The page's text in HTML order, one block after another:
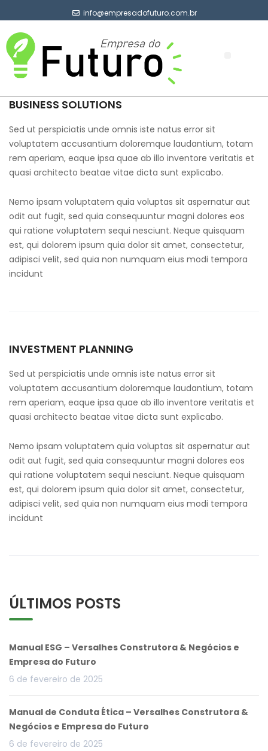
info@empresadofuturo.com.br
BUSINESS SOLUTIONS
Sed ut perspiciatis unde omnis iste natus error sit
voluptatem accusantium doloremque laudantium, totam
rem aperiam, eaque ipsa quae ab illo inventore veritatis et
quasi architecto beatae vitae dicta sunt explicabo.
Nemo ipsam voluptatem quia voluptas sit aspernatur aut
odit aut fugit, sed quia consequuntur magni dolores eos
qui ratione voluptatem sequi nesciunt. Neque quisquam
est, qui dolorem ipsum quia dolor sit amet, consectetur,
adipisci velit, sed quia non numquam eius modi tempora
incidunt
INVESTMENT PLANNING
Sed ut perspiciatis unde omnis iste natus error sit
voluptatem accusantium doloremque laudantium, totam
rem aperiam, eaque ipsa quae ab illo inventore veritatis et
quasi architecto beatae vitae dicta sunt explicabo.
Nemo ipsam voluptatem quia voluptas sit aspernatur aut
odit aut fugit, sed quia consequuntur magni dolores eos
qui ratione voluptatem sequi nesciunt. Neque quisquam
est, qui dolorem ipsum quia dolor sit amet, consectetur,
adipisci velit, sed quia non numquam eius modi tempora
incidunt
ÚLTIMOS POSTS
Manual ESG – Versalhes Construtora & Negócios e
Empresa do Futuro
6 de fevereiro de 2025
Manual de Conduta Ética – Versalhes Construtora &
Negócios e Empresa do Futuro
6 de fevereiro de 2025